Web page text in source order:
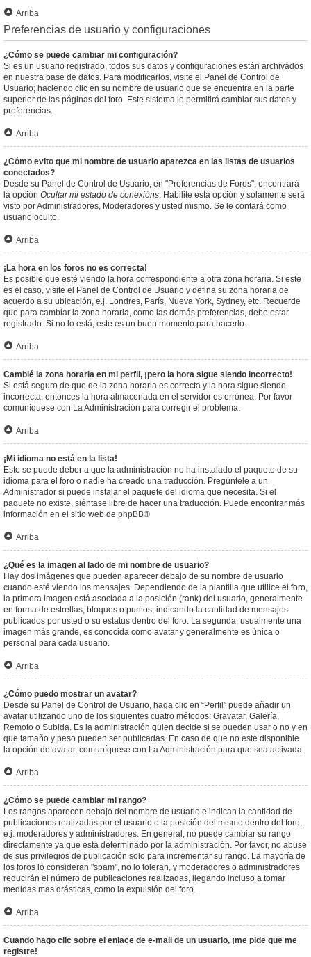
Arriba
Preferencias de usuario y configuraciones
¿Cómo se puede cambiar mi configuración?
Si es un usuario registrado, todos sus datos y configuraciones están archivados
en nuestra base de datos. Para modificarlos, visite el Panel de Control de
Usuario; haciendo clic en su nombre de usuario que se encuentra en la parte
superior de las páginas del foro. Este sistema le permitirá cambiar sus datos y
preferencias.
Arriba
¿Cómo evito que mi nombre de usuario aparezca en las listas de usuarios
conectados?
Desde su Panel de Control de Usuario, en "Preferencias de Foros", encontrará
la opción Ocultar mi estado de conexións. Habilite esta opción y solamente será
visto por Administradores, Moderadores y usted mismo. Se le contará como
usuario oculto.
Arriba
¡La hora en los foros no es correcta!
Es posible que esté viendo la hora correspondiente a otra zona horaria. Si este
es el caso, visite el Panel de Control de Usuario y defina su zona horaria de
acuerdo a su ubicación, e.j. Londres, París, Nueva York, Sydney, etc. Recuerde
que para cambiar la zona horaria, como las demás preferencias, debe estar
registrado. Si no lo está, este es un buen momento para hacerlo.
Arriba
Cambié la zona horaria en mi perfil, ¡pero la hora sigue siendo incorrecto!
Si está seguro de que de la zona horaria es correcta y la hora sigue siendo
incorrecta, entonces la hora almacenada en el servidor es errónea. Por favor
comuníquese con La Administración para corregir el problema.
Arriba
¡Mi idioma no está en la lista!
Esto se puede deber a que la administración no ha instalado el paquete de su
idioma para el foro o nadie ha creado una traducción. Pregúntele a un
Administrador si puede instalar el paquete del idioma que necesita. Si el
paquete no existe, siéntase libre de hacer una traducción. Puede encontrar más
información en el sitio web de phpBB®
Arriba
¿Qué es la imagen al lado de mi nombre de usuario?
Hay dos imágenes que pueden aparecer debajo de su nombre de usuario
cuando esté viendo los mensajes. Dependiendo de la plantilla que utilice el foro,
la primera imagen está asociada a la posición (rank) del usuario, generalmente
en forma de estrellas, bloques o puntos, indicando la cantidad de mensajes
publicados por usted o su estatus dentro del foro. La segunda, usualmente una
imagen más grande, es conocida como avatar y generalmente es única o
personal para cada usuario.
Arriba
¿Cómo puedo mostrar un avatar?
Desde su Panel de Control de Usuario, haga clic en “Perfil” puede añadir un
avatar utilizando uno de los siguientes cuatro métodos: Gravatar, Galería,
Remoto o Subida. Es la administración quien decide si se pueden usar o no y en
que tamaño y peso pueden ser publicadas. En caso de que no este disponible
la opción de avatar, comuníquese con La Administración para que sea activada.
Arriba
¿Cómo se puede cambiar mi rango?
Los rangos aparecen debajo del nombre de usuario e indican la cantidad de
publicaciones realizadas por el usuario o la posición del mismo dentro del foro,
e.j. moderadores y administradores. En general, no puede cambiar su rango
directamente ya que está determinado por la administración. Por favor, no abuse
de sus privilegios de publicación solo para incrementar su rango. La mayoría de
los foros lo consideran "spam", no lo toleran, y moderadores o administradores
reducirán el número de publicaciones realizadas, llegando incluso a tomar
medidas mas drásticas, como la expulsión del foro.
Arriba
Cuando hago clic sobre el enlace de e-mail de un usuario, ¡me pide que me
registre!